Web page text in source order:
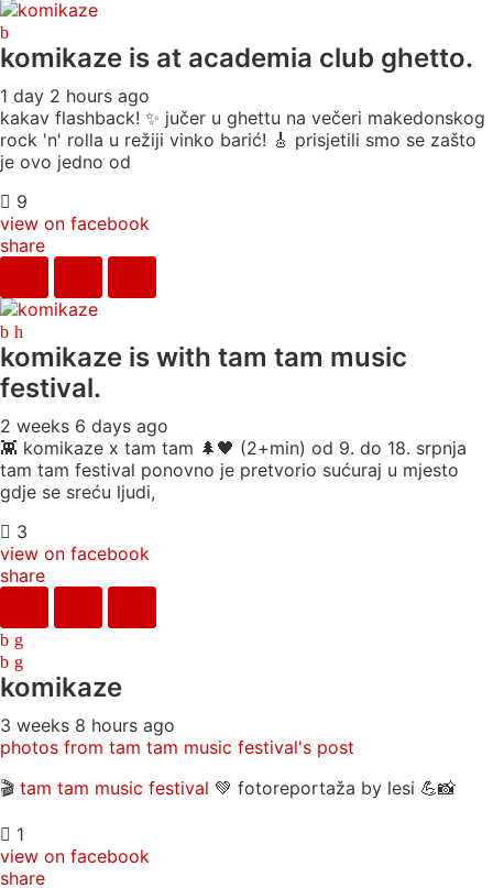
komikaze is at academia club ghetto.
1 day 2 hours ago
kakav flashback! ✨ jučer u ghettu na večeri makedonskog
rock 'n' rolla u režiji vinko barić! 🎸 prisjetili smo se zašto
je ovo jedno od
9
view on facebook
share
komikaze is with tam tam music
festival.
2 weeks 6 days ago
👾 komikaze x tam tam 🌲🖤 (2+min) od 9. do 18. srpnja
tam tam festival ponovno je pretvorio sućuraj u mjesto
gdje se sreću ljudi,
3
view on facebook
share
komikaze
3 weeks 8 hours ago
photos from tam tam music festival's post
🎬 tam tam music festival 💚 fotoreportaža by lesi 💪📸
1
view on facebook
share